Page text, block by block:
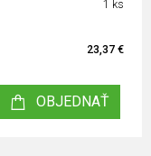
1 ks
23,37 €
OBJEDNAŤ